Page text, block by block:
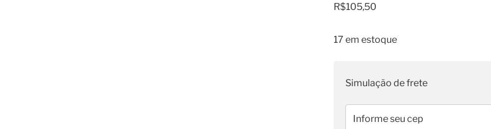
R$105,50
17 em estoque
Simulação de frete